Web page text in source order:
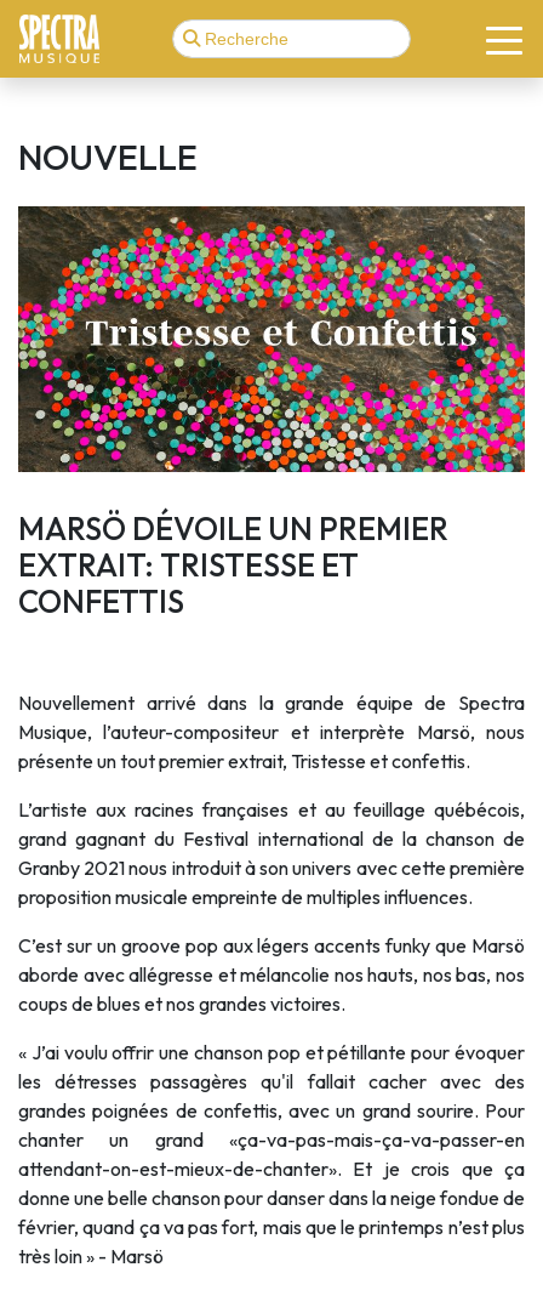
NOUVELLE
MARSÖ DÉVOILE UN PREMIER
EXTRAIT: TRISTESSE ET
CONFETTIS
Nouvellement arrivé dans la grande équipe de Spectra
Musique, l’auteur-compositeur et interprète Marsö, nous
présente un tout premier extrait, Tristesse et confettis.
L’artiste aux racines françaises et au feuillage québécois,
grand gagnant du Festival international de la chanson de
Granby 2021 nous introduit à son univers avec cette première
proposition musicale empreinte de multiples influences.
C’est sur un groove pop aux légers accents funky que Marsö
aborde avec allégresse et mélancolie nos hauts, nos bas, nos
coups de blues et nos grandes victoires.
« J’ai voulu offrir une chanson pop et pétillante pour évoquer
les détresses passagères qu'il fallait cacher avec des
grandes poignées de confettis, avec un grand sourire. Pour
chanter un grand «ça-va-pas-mais-ça-va-passer-en
attendant-on-est-mieux-de-chanter». Et je crois que ça
donne une belle chanson pour danser dans la neige fondue de
février, quand ça va pas fort, mais que le printemps n’est plus
très loin » - Marsö